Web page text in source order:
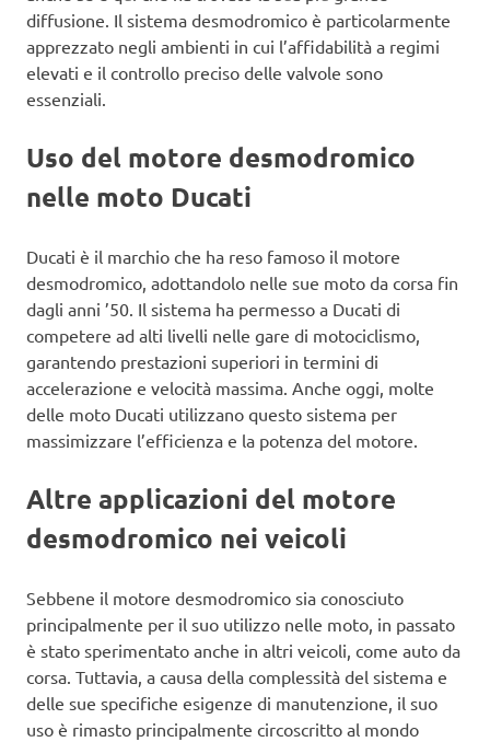
diffusione. Il sistema desmodromico è particolarmente
apprezzato negli ambienti in cui l’affidabilità a regimi
elevati e il controllo preciso delle valvole sono
essenziali.
Uso del motore desmodromico
nelle moto Ducati
Ducati è il marchio che ha reso famoso il motore
desmodromico, adottandolo nelle sue moto da corsa fin
dagli anni ’50. Il sistema ha permesso a Ducati di
competere ad alti livelli nelle gare di motociclismo,
garantendo prestazioni superiori in termini di
accelerazione e velocità massima. Anche oggi, molte
delle moto Ducati utilizzano questo sistema per
massimizzare l’efficienza e la potenza del motore.
Altre applicazioni del motore
desmodromico nei veicoli
Sebbene il motore desmodromico sia conosciuto
principalmente per il suo utilizzo nelle moto, in passato
è stato sperimentato anche in altri veicoli, come auto da
corsa. Tuttavia, a causa della complessità del sistema e
delle sue specifiche esigenze di manutenzione, il suo
uso è rimasto principalmente circoscritto al mondo